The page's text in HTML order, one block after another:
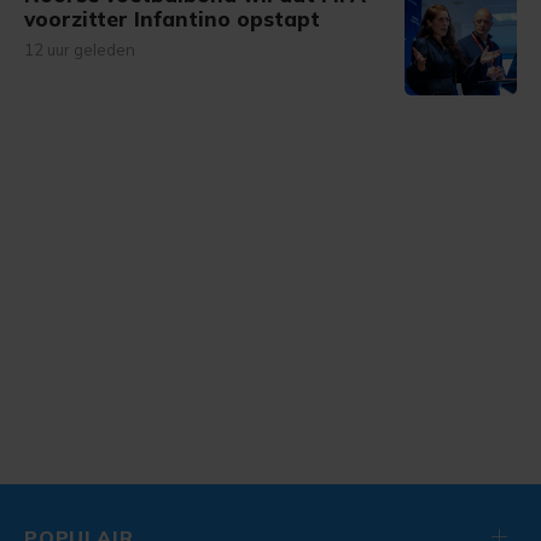
voorzitter Infantino opstapt
12 uur geleden